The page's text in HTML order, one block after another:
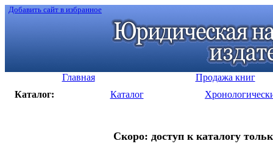
Добавить сайт в избранное
Главная
Продажа книг
Каталог:
Каталог
Скоро: доступ к каталогу